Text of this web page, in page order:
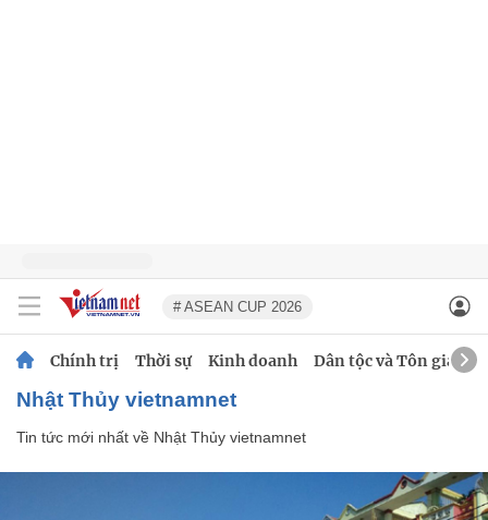
# ASEAN CUP 2026
Chính trị Thời sự Kinh doanh Dân tộc và Tôn giáo
Nhật Thủy vietnamnet
Tin tức mới nhất về Nhật Thủy vietnamnet